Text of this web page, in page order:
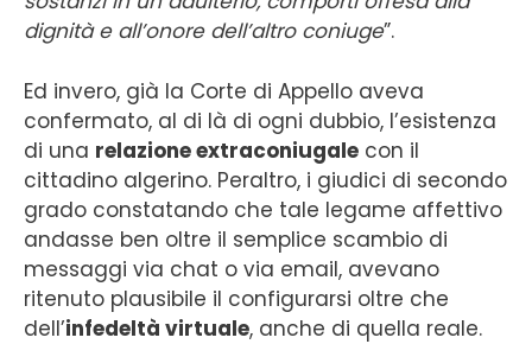
dignità e all’onore dell’altro coniuge”.
Ed invero, già la Corte di Appello aveva
confermato, al di là di ogni dubbio, l’esistenza
di una relazione extraconiugale con il
cittadino algerino. Peraltro, i giudici di secondo
grado constatando che tale legame affettivo
andasse ben oltre il semplice scambio di
messaggi via chat o via email, avevano
ritenuto plausibile il configurarsi oltre che
dell’infedeltà virtuale, anche di quella reale.